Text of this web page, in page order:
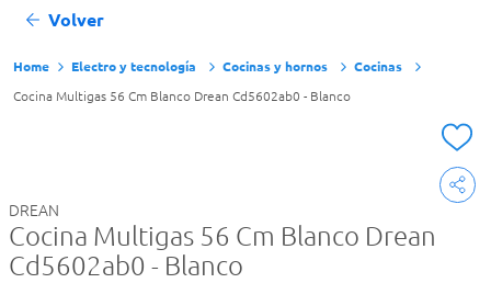
Volver
Electro y tecnología Cocinas y hornos Cocinas
Cocina Multigas 56 Cm Blanco Drean Cd5602ab0 - Blanco
DREAN
Cocina Multigas 56 Cm Blanco Drean
Cd5602ab0 - Blanco
Yerba
Cerveza
Doves